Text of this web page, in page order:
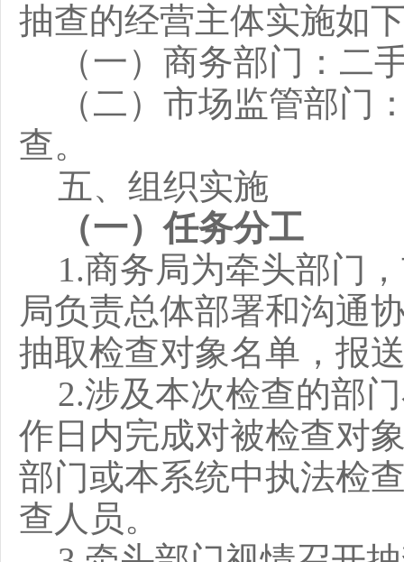
抽查的经营主体实施如
（一） 商务部门： 二
（二）市场监管部门
查。
五、组织实施
（一）任务分工
1.商务局为牵头部门
局负责总体部署和沟通
抽取检查对象名单，报
2.涉及本次检查的部
作日内完成对被检查对
部门或本系统中执法检
查人员。